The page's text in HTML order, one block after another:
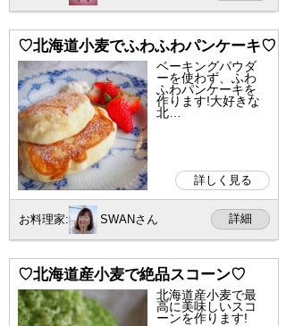
♡北海道小麦でふわふわパンケーキ♡
ベーキングパウダ
ーを使わず、ふわ
ふわパンケーキを
作ります!大好きな
北…
詳しく見る
お料理家: SWANさん 詳細
♡北海道産小麦で絶品スコーン♡
北海道産小麦で最
高に美味しいスコ
ーンを作ります!